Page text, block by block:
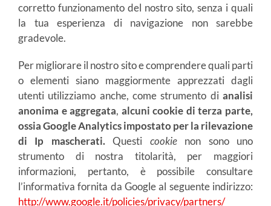
corretto funzionamento del nostro sito, senza i quali
la tua esperienza di navigazione non sarebbe
gradevole.
Per migliorare il nostro sito e comprendere quali parti
o elementi siano maggiormente apprezzati dagli
utenti utilizziamo anche, come strumento di analisi
anonima e aggregata, alcuni cookie di terza parte,
ossia Google Analytics impostato per la rilevazione
di Ip mascherati.Questi cookienon sono uno
strumento di nostra titolarità, per maggiori
informazioni, pertanto, è possibile consultare
l’informativa fornita da Google al seguente indirizzo:
http://www.google.it/policies/privacy/partners/